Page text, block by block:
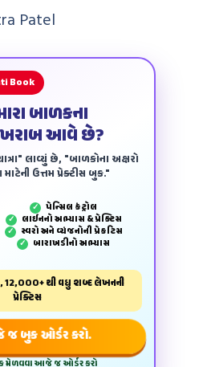
Patel
Book
બાળકના
ખરાબ આવે છે?
લાવ્યું છે, "બાળકોના અક્ષરો
ઉત્તમ પ્રેક્ટીસ બુક."
✓ પેન્‍સિલ કંટ્રોલ
✓ લાઈનનો અભ્યાસ & પ્રેક્ટિસ
✓ સ્વરો અને વ્યંજનોની પ્રેકટિસ
✓ બારાખડીનો અભ્યાસ
12,000+ થી વધુ શબ્દ લેખનની
પ્રેક્ટિસ
બુક ઓર્ડર કરો.
મેળવવા આજે જ ઓર્ડર કરો